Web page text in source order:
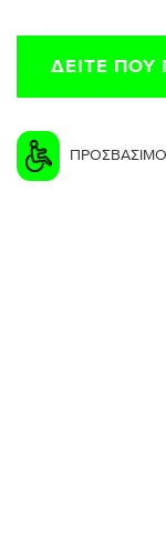
ΔΕΊΤΕ ΠΟΥ